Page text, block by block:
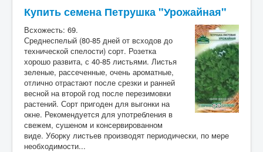
Купить семена Петрушка "Урожайная"
Всхожесть: 69.
Среднеспелый (80-85 дней от всходов до
технической спелости) сорт. Розетка
хорошо развита, с 40-85 листьями. Листья
зеленые, рассеченные, очень ароматные,
отлично отрастают после срезки и ранней
весной на второй год после перезимовки
растений. Сорт пригоден для выгонки на
окне. Рекомендуется для употребления в
свежем, сушеном и консервированном
виде. Уборку листьев производят периодически, по мере
необходимости...